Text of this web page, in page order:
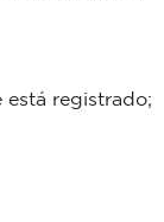
está registrado;